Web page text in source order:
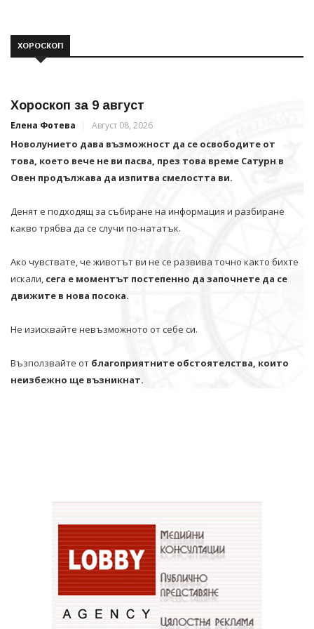
ХОРОСКОП
Хороскоп за 9 август
Елена Фотева Август 08, 2026
Новолунието дава възможност да се освободите от
това, което вече не ви пасва, през това време Сатурн в
Овен продължава да изпитва смелостта ви.
Денят е подходящ за събиране на информация и разбиране
какво трябва да се случи по-нататък.
Ако чувствате, че животът ви не се развива точно както бихте
искали, сега е моментът постепенно да започнете да се
движите в нова посока.
Не изисквайте невъзможното от себе си.
Възползвайте от благоприятните обстоятелства, които
неизбежно ще възникнат.